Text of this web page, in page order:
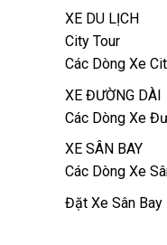
XE DU LỊCH
City Tour
Các Dòng Xe
XE ĐƯỜNG DÀI
Các Dòng Xe
XE SÂN BAY
Các Dòng Xe
Đặt Xe Sân Bay